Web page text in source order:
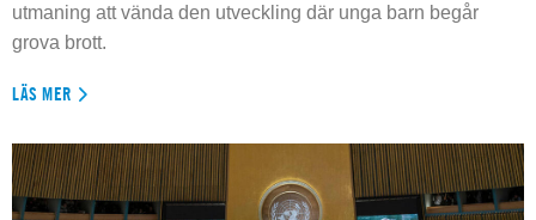
utmaning att vända den utveckling där unga barn begår
grova brott.
LÄS MER